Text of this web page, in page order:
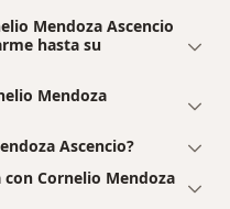
Mendoza Ascencio
hasta su
Mendoza
Ascencio?
Cornelio Mendoza